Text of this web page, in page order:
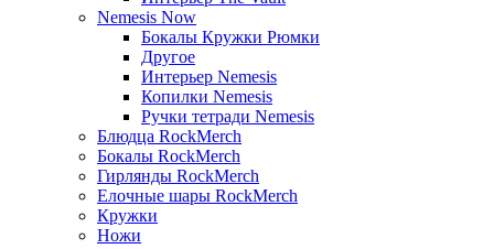
Nemesis Now
Бокалы Кружки Рюмки
Другое
Интерьер Nemesis
Копилки Nemesis
Ручки тетради Nemesis
Блюдца RockMerch
Бокалы RockMerch
Гирлянды RockMerch
Елочные шары RockMerch
Кружки
Ножи